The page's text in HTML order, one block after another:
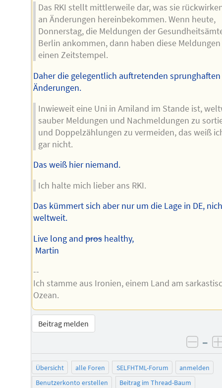
Das RKI stellt mittlerweile dar, was sie
an Änderungen hereinbekommen. Wenn heute,
Donnerstag, die Meldungen der
Berlin ankommen, dann haben diese
einen Zeitstempel.
Daher die gelegentlich auftretenden sprunghaften
Änderungen.
Inwieweit eine Uni in Amiland im Stande ist,
sauber Meldungen und Nachmeldungen zu
und Doppelzählungen zu vermeiden, das weiß
gar nicht.
Das weiß hier niemand.
Ich halte mich lieber ans RKI.
Das kümmert sich aber nur um die Lage in DE,
weltweit.
Live long andpros healthy,
Martin
--
Ich stamme aus Ironien, einem Land am
Ozean.
Beitrag melden
–
Übersicht alle Foren SELFHTML-Forum
anmelden
Benutzerkonto erstellen
Beitrag im Thread-Baum